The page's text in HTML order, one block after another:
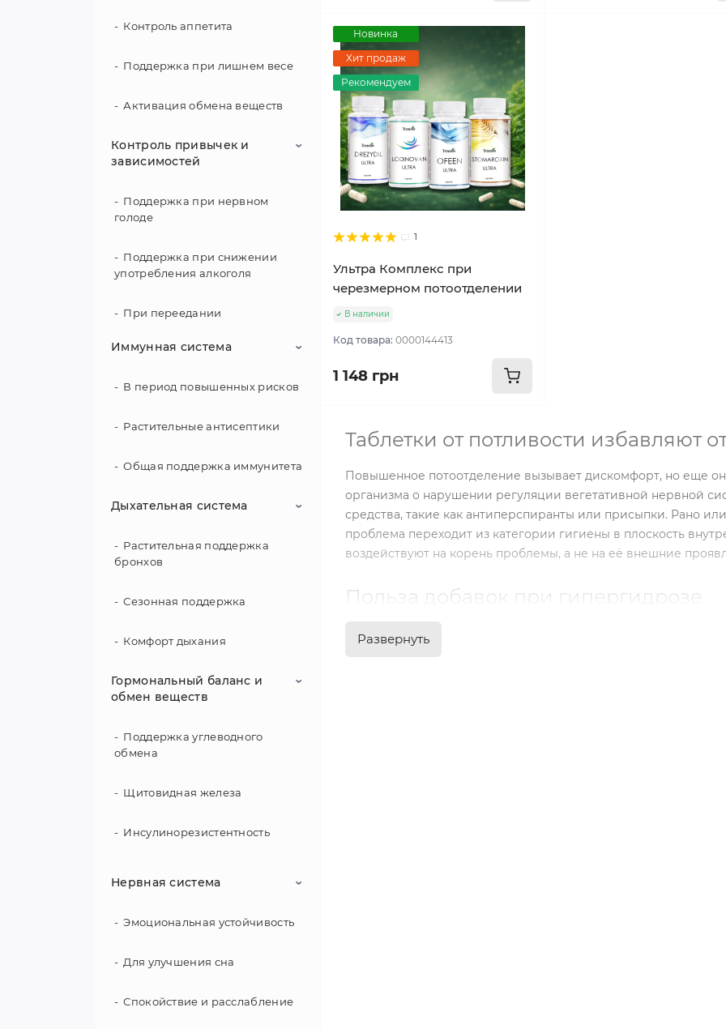
Контроль аппетита
Поддержка при лишнем весе
Активация обмена веществ
Контроль привычек и
зависимостей
Поддержка при нервном
голоде
Поддержка при снижении
употребления алкоголя
При переедании
При тяге к никотину
Иммунная система
В период повышенных рисков
Растительные антисептики
Общая поддержка иммунитета
Дыхательная система
Растительная поддержка
бронхов
Сезонная поддержка
Комфорт дыхания
Гормональный баланс и
обмен веществ
Поддержка углеводного
обмена
Щитовидная железа
Инсулинорезистентность
Нервная система
Эмоциональная устойчивость
Для улучшения сна
Спокойствие и расслабление
Новинка
Хит продаж
Рекомендуем
1
Ультра Комплекс при
черезмерном потоотделении
В наличии
Код товара: 0000144413
1 148 грн
Таблетки от потливости избавляют
Повышенное потоотделение вызывает дискомфорт, но еще
организма о нарушении регуляции вегетативной нервной
средства, такие как антиперспиранты или присыпки. Рано
проблема переходит из категории гигиены в плоскость
воздействуют на корень проблемы, а не на её внешние
Польза добавок при гипергидрозе
Избыточная потливость ладоней, стоп или подмышек часто
Развернуть